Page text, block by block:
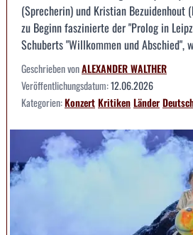
(Sprecherin) und Kristian Bezuidenhout
zu Beginn faszinierte der "Prolog in
Schuberts "Willkommen und Abschied",
Geschrieben vonALEXANDER WALTHER
Veröffentlichungsdatum:12.06.2026
Kategorien:KonzertKritikenLänder